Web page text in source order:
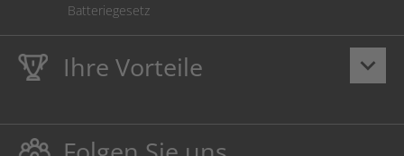
Batteriegesetz
keyboard_arrow_down
Ihre Vorteile
LebenslangeHausmarke Garantieauf Toner und Tinte
schützt auch Ihren Drucker.